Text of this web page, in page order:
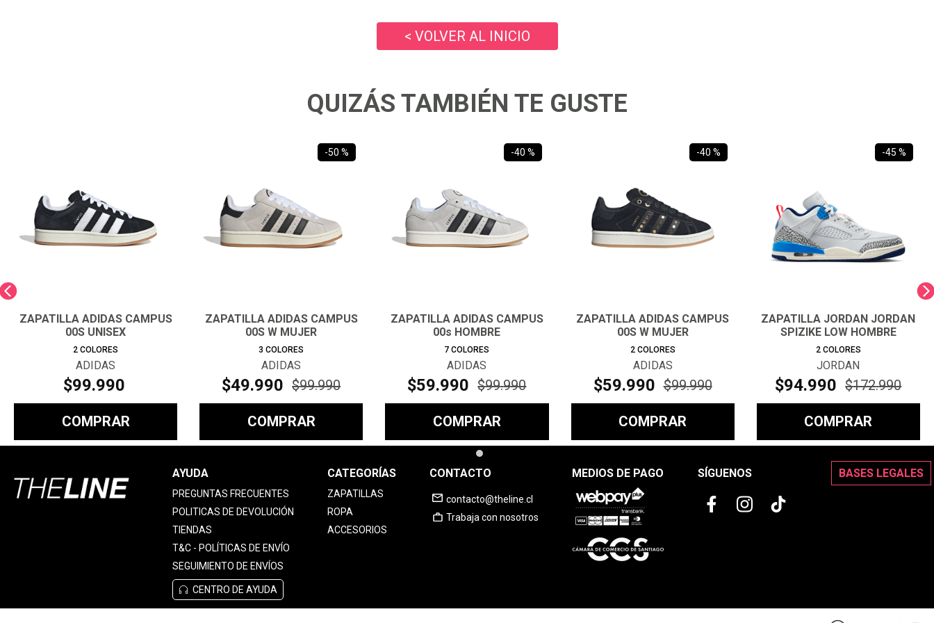
< VOLVER AL INICIO
QUIZÁS TAMBIÉN TE GUSTE
ZAPATILLA ADIDAS CAMPUS
00S UNISEX
2 COLORES
ADIDAS
$99.990
COMPRAR
-50 %
ZAPATILLA ADIDAS CAMPUS
00S W MUJER
3 COLORES
ADIDAS
$49.990 $99.990
COMPRAR
-40 %
ZAPATILLA ADIDAS CAMPUS
00s HOMBRE
7 COLORES
ADIDAS
$59.990 $99.990
COMPRAR
-40 %
ZAPATILLA ADIDAS CAMPUS
00S W MUJER
2 COLORES
ADIDAS
$59.990 $99.990
COMPRAR
-45 %
ZAPATILLA JORDAN JORDAN
SPIZIKE LOW HOMBRE
2 COLORES
JORDAN
$94.990 $172.990
COMPRAR
AYUDA
PREGUNTAS FRECUENTES
POLITICAS DE DEVOLUCIÓN
TIENDAS
T&C - POLÍTICAS DE ENVÍO
SEGUIMIENTO DE ENVÍOS
CENTRO DE AYUDA
CATEGORÍAS
ZAPATILLAS
ROPA
ACCESORIOS
CONTACTO
contacto@theline.cl
Trabaja con nosotros
MEDIOS DE PAGO SÍGUENOS BASES LEGALES